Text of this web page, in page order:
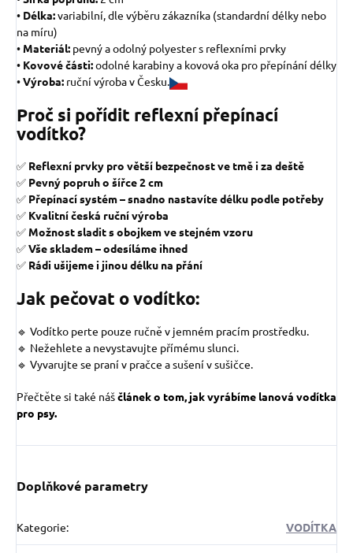
• Délka:variabilní, dle výběru zákazníka (standardní délky nebo
na míru)
• Materiál: pevný a odolný polyester s reflexními prvky
• Kovové části:odolné karabiny a kovová oka pro přepínání délky
•Výroba: ruční výroba v Česku.
Proč si pořídit reflexní přepínací
vodítko?
✅ Reflexní prvky pro větší bezpečnost ve tmě i za deště
✅ Pevný popruh o šířce 2 cm
✅ Přepínací systém – snadno nastavíte délku podle potřeby
✅ Kvalitní česká ruční výroba
✅ Možnost sladit s obojkem ve stejném vzoru
✅Vše skladem – odesíláme ihned
✅ Rádi ušijeme i jinou délku na přání
Jak pečovat o vodítko:
🔹 Vodítko perte pouze ručně v jemném pracím prostředku.
🔹 Nežehlete a nevystavujte přímému slunci.
🔹 Vyvarujte se praní v pračce a sušení v sušičce.
Přečtěte si také náščlánek o tom, jak vyrábíme lanová vodítka
pro psy.
Doplňkové parametry
Kategorie: VODÍTKA